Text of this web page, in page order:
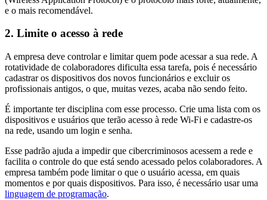
e o mais recomendável.
2. Limite o acesso à rede
A empresa deve controlar e limitar quem pode acessar a sua rede. A
rotatividade de colaboradores dificulta essa tarefa, pois é necessário
cadastrar os dispositivos dos novos funcionários e excluir os
profissionais antigos, o que, muitas vezes, acaba não sendo feito.
É importante ter disciplina com esse processo. Crie uma lista com os
dispositivos e usuários que terão acesso à rede Wi-Fi e cadastre-os
na rede, usando um login e senha.
Esse padrão ajuda a impedir que cibercriminosos acessem a rede e
facilita o controle do que está sendo acessado pelos colaboradores. A
empresa também pode limitar o que o usuário acessa, em quais
momentos e por quais dispositivos. Para isso, é necessário usar uma
linguagem de programação.